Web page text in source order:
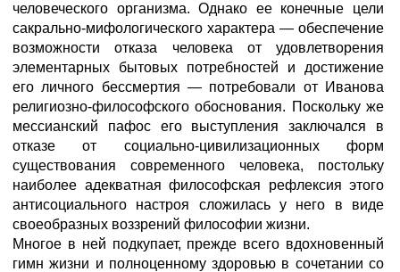
человеческого организма. Однако ее конечные цели
сакрально-мифологического характера — обеспечение
возможности отказа человека от удовлетворения
элементарных бытовых потребностей и достижение
его личного бессмертия — потребовали от Иванова
религиозно-философского обоснования. Поскольку же
мессианский пафос его выступления заключался в
отказе от социально-цивилизационных форм
существования современного человека, постольку
наиболее адекватная философская рефлексия этого
антисоциального настроя сложилась у него в виде
своеобразных воззрений философии жизни.
Многое в ней подкупает, прежде всего вдохновенный
гимн жизни и полноценному здоровью в сочетании со